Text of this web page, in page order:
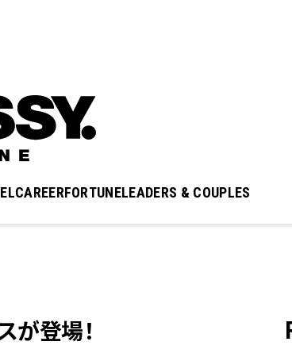
CAREERFORTUNELEADERS & COUPLES
が登場！